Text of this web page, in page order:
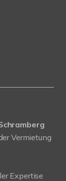
Vermietung
Expertise